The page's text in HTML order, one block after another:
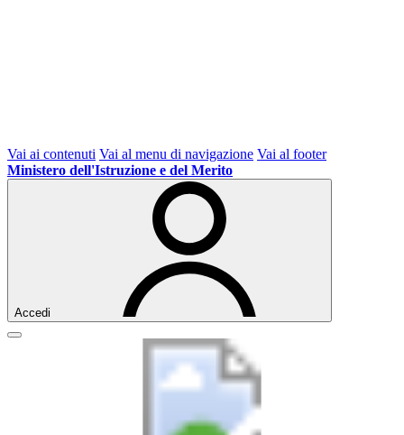
Vai ai contenuti Vai al menu di navigazione Vai al footer
Ministero dell'Istruzione e del Merito
Accedi